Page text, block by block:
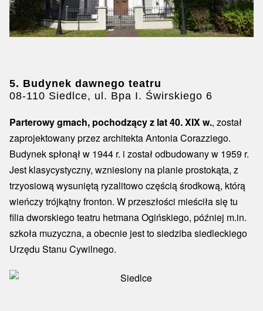
5. Budynek dawnego teatru
08-110 Siedlce, ul. Bpa I. Świrskiego 6
Parterowy gmach, pochodzący z lat 40. XIX w., został
zaprojektowany przez architekta Antonia Corazziego.
Budynek spłonął w 1944 r. i został odbudowany w 1959 r.
Jest klasycystyczny, wzniesiony na planie prostokąta, z
trzyosiową wysuniętą ryzalitowo częścią środkową, którą
wieńczy trójkątny fronton. W przeszłości mieściła się tu
filia dworskiego teatru hetmana Ogińskiego, później m.in.
szkoła muzyczna, a obecnie jest to siedziba siedleckiego
Urzędu Stanu Cywilnego.